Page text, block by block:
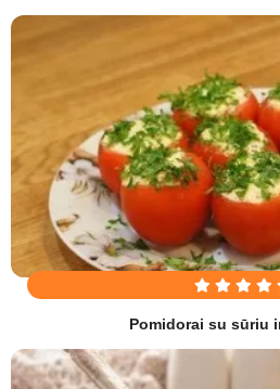
Pomidorai su sūriu